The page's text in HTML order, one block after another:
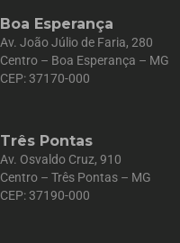
Boa Esperança
Av. João Júlio de Faria, 280
Centro – Boa Esperança – MG
CEP: 37170-000
Três Pontas
Av. Osvaldo Cruz, 910
Centro – Três Pontas – MG
CEP: 37190-000